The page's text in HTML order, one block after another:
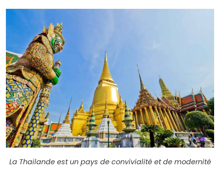
La Thaïlande est un pays de convivialité et de modernité